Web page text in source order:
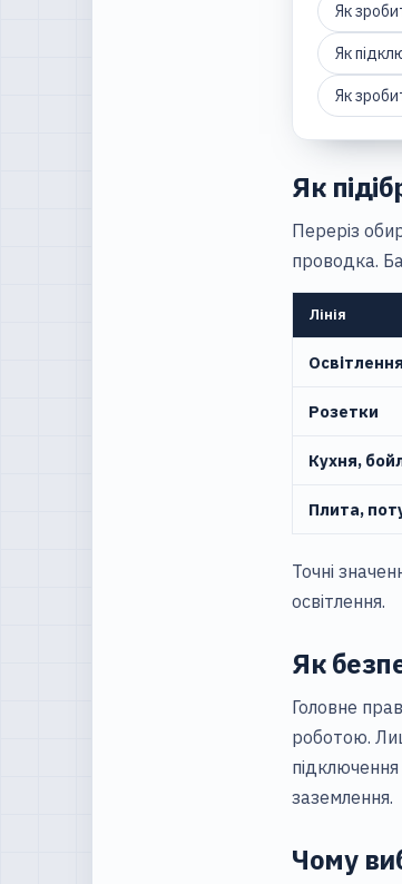
Як
Як
Як
Як
Переріз
проводка.
Лінія
Освітлення
Розетки
Кухня,
Плита,
Точні
освітлення.
Як
Головне
роботою.
заземлення.
Чому